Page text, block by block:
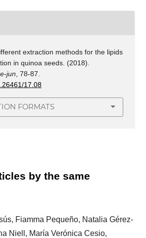
extraction methods for the lipids
in quinoa seeds. (2018).
jun , 78-87.
17.08
FORMATS
by the same
Fiamma Pequeño, Natalia Gérez-
Niell, María Verónica Cesio,